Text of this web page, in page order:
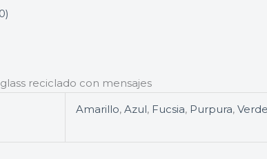
reciclado con mensajes
Amarillo, Azul, Fucsia, Purpura, Verde